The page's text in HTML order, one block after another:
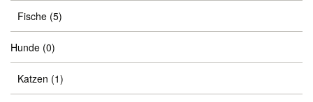
Fische (5)
Hunde (0)
Katzen (1)